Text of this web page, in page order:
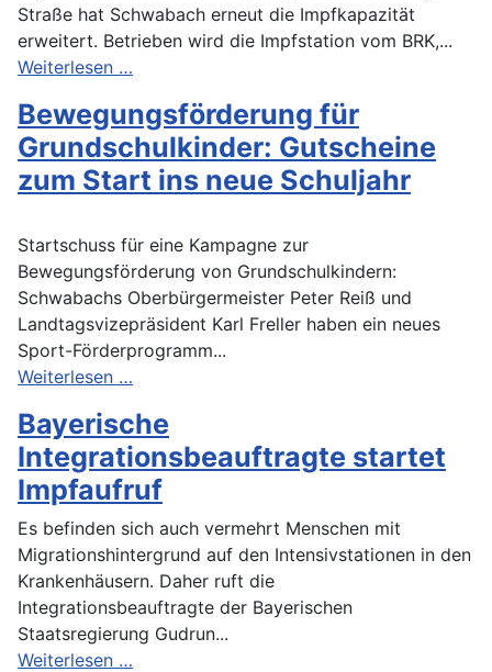
Straße hat Schwabach erneut die Impfkapazität
erweitert. Betrieben wird die Impfstation vom BRK,...
Weiterlesen …
Bewegungsförderung für
Grundschulkinder: Gutscheine
zum Start ins neue Schuljahr
Startschuss für eine Kampagne zur
Bewegungsförderung von Grundschulkindern:
Schwabachs Oberbürgermeister Peter Reiß und
Landtagsvizepräsident Karl Freller haben ein neues
Sport-Förderprogramm...
Weiterlesen …
Bayerische
Integrationsbeauftragte startet
Impfaufruf
Es befinden sich auch vermehrt Menschen mit
Migrationshintergrund auf den Intensivstationen in den
Krankenhäusern. Daher ruft die
Integrationsbeauftragte der Bayerischen
Staatsregierung Gudrun...
Weiterlesen …